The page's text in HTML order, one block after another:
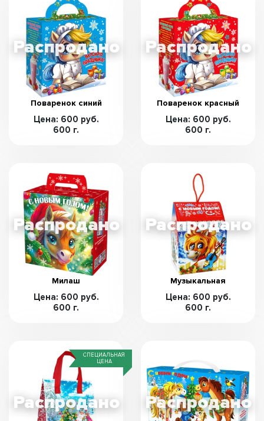
Поваренок синий
Цена: 600 руб.
600 г.
Поваренок красный
Цена: 600 руб.
600 г.
Милаш
Цена: 600 руб.
600 г.
Музыкальная
Цена: 600 руб.
600 г.
СПЕЦИАЛЬНАЯ
ЦЕНА